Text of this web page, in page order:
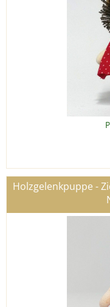
Holzgelenkpuppe -